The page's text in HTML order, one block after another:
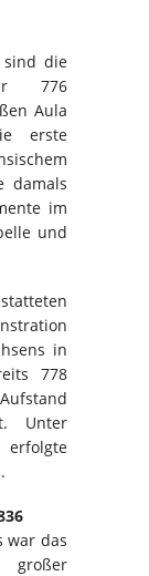
sind die
776
Aula
erste
damals
im
und
in
778
Unter
war das
großer